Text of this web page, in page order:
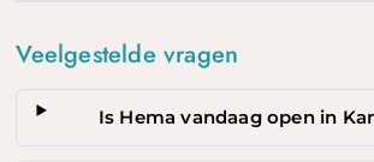
Veelgestelde vragen
Is Hema vandaag open in